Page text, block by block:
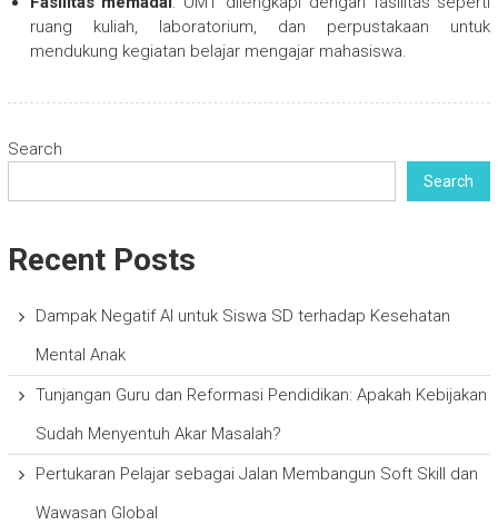
ruang kuliah, laboratorium, dan perpustakaan untuk
mendukung kegiatan belajar mengajar mahasiswa.
Search
Search
Recent Posts
Dampak Negatif AI untuk Siswa SD terhadap Kesehatan
Mental Anak
Tunjangan Guru dan Reformasi Pendidikan: Apakah Kebijakan
Sudah Menyentuh Akar Masalah?
Pertukaran Pelajar sebagai Jalan Membangun Soft Skill dan
Wawasan Global